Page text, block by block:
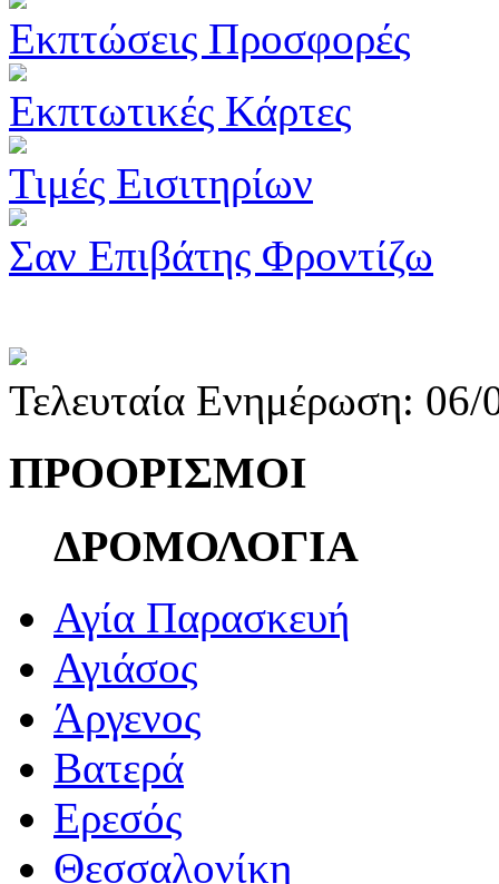
Εκπτώσεις Προσφορές
Εκπτωτικές Κάρτες
Τιμές Εισιτηρίων
Σαν Επιβάτης Φροντίζω
Τελευταία Ενημέρωση:
ΠΡΟΟΡΙΣΜΟΙ
ΔΡΟΜΟΛΟΓΙΑ
Αγία Παρασκευή
Αγιάσος
Άργενος
Βατερά
Ερεσός
Θεσσαλονίκη